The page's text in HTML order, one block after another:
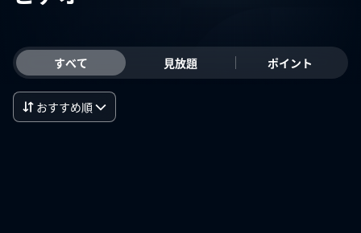
すべて 見放題 ポイント
おすすめ順